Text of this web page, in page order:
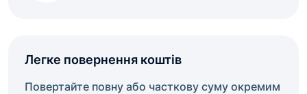
Легке повернення коштів
Повертайте повну або часткову суму окремим